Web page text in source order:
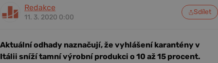
Redakce
11. 3. 2020 0:00
Sdílet
Aktuální odhady naznačují, že vyhlášení karantény v
Itálii sníží tamní výrobní produkci o 10 až 15 procent.